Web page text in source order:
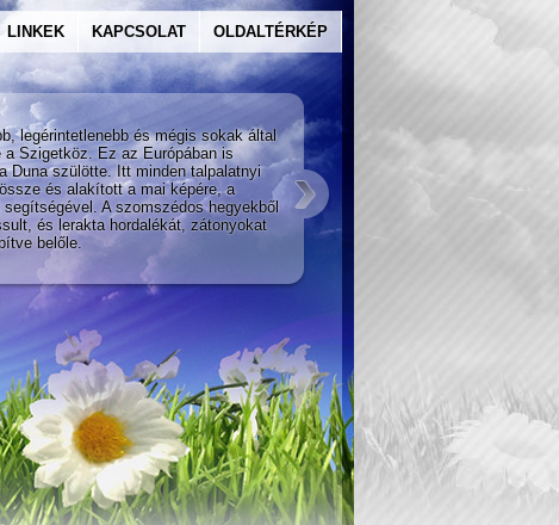
LINKEK KAPCSOLAT OLDALTÉRKÉP
legérintetlenebb és mégis sokak által
a Szigetköz. Ez az Európában is
Duna szülötte. Itt minden talpalatnyi
és alakított a mai képére, a
A szomszédos hegyekből
és lerakta hordalékát, zátonyokat
belőle.